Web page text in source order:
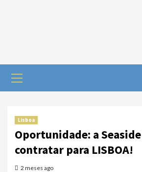
Lisboa
Oportunidade: a
contratar para LISBOA!
2 meses ago